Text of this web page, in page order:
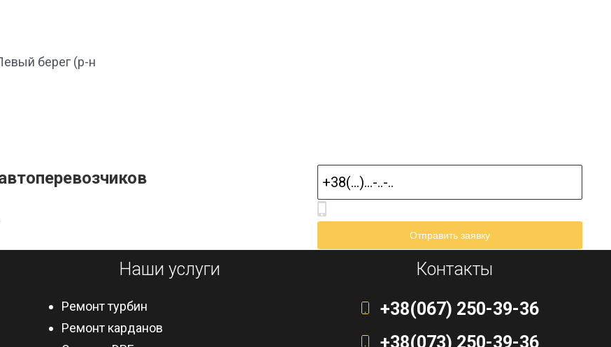
берег (р-н
Наши услуги
Ремонт турбин
Ремонт карданов
Контакты
+38(067) 250-39-36
+38(073) 250-39-36